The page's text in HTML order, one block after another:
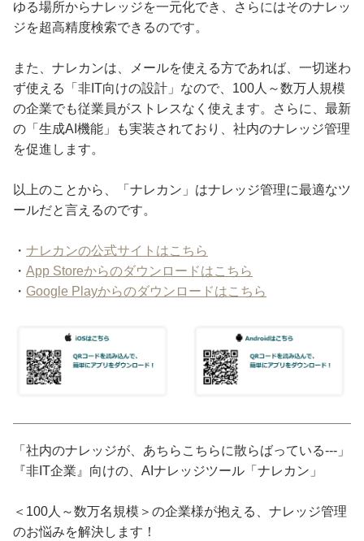
ゆる場所からナレッジを一元化でき、さらにはそのナレッ
ジを超高精度検索できるのです。
また、ナレカンは、メールを使える方であれば、一切迷わ
ず使える「非IT向けの設計」なので、100人～数万人規模
の企業でも従業員がストレスなく使えます。さらに、最新
の「生成AI機能」も実装されており、社内のナレッジ管理
を促進します。
以上のことから、「ナレカン」はナレッジ管理に最適なツ
ールだと言えるのです。
・ ナレカンの公式サイトはこちら
・ App Storeからのダウンロードはこちら
・ Google Playからのダウンロードはこちら
「社内のナレッジが、あちらこちらに散らばっている---」
『非IT企業』向けの、AIナレッジツール「ナレカン」
＜100人～数万名規模＞の企業様が抱える、ナレッジ管理
のお悩みを解決します！